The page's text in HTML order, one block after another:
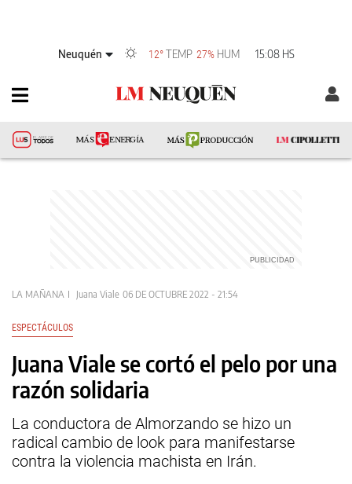
Neuquén 12° TEMP 27% HUM 15:08 HS
LA MAÑANA Juana Viale 06 DE OCTUBRE 2022 - 21:54
ESPECTÁCULOS
Juana Viale se cortó el pelo por una
razón solidaria
La conductora de Almorzando se hizo un
radical cambio de look para manifestarse
contra la violencia machista en Irán.